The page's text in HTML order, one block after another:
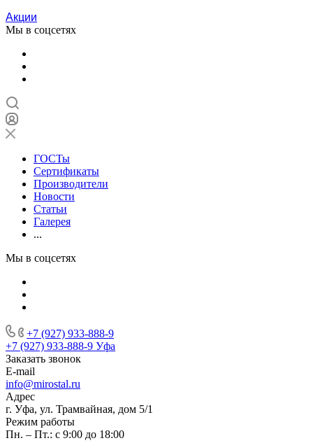
Акции
Мы в соцсетях
ГОСТы
Сертификаты
Производители
Новости
Статьи
Галерея
...
Мы в соцсетях
+7 (927) 933-888-9
+7 (927) 933-888-9 Уфа
Заказать звонок
E-mail
info@mirostal.ru
Адрес
г. Уфа, ул. Трамвайная, дом 5/1
Режим работы
Пн. – Пт.: с 9:00 до 18:00